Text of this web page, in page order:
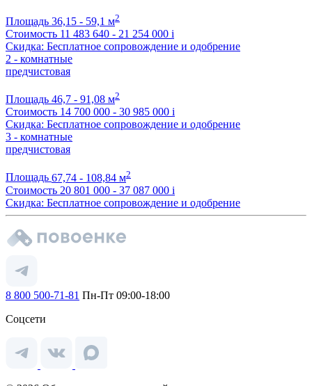
Площадь 36,15 - 59,1 м2
Стоимость 11 483 640 - 21 254 000 i
Скидка: Бесплатное сопровождение и одобрение
2 - комнатные
предчистовая
Площадь 46,7 - 91,08 м2
Стоимость 14 700 000 - 30 985 000 i
Скидка: Бесплатное сопровождение и одобрение
3 - комнатные
предчистовая
Площадь 67,74 - 108,84 м2
Стоимость 20 801 000 - 37 087 000 i
Скидка: Бесплатное сопровождение и одобрение
8 800 500-71-81 Пн-Пт 09:00-18:00
Соцсети